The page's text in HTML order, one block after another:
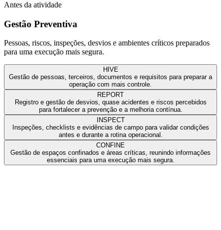
Antes da atividade
Gestão Preventiva
Pessoas, riscos, inspeções, desvios e ambientes críticos preparados
para uma execução mais segura.
HIVE
Gestão de pessoas, terceiros, documentos e requisitos para preparar a
operação com mais controle.
REPORT
Registro e gestão de desvios, quase acidentes e riscos percebidos
para fortalecer a prevenção e a melhoria contínua.
INSPECT
Inspeções, checklists e evidências de campo para validar condições
antes e durante a rotina operacional.
CONFINE
Gestão de espaços confinados e áreas críticas, reunindo informações
essenciais para uma execução mais segura.